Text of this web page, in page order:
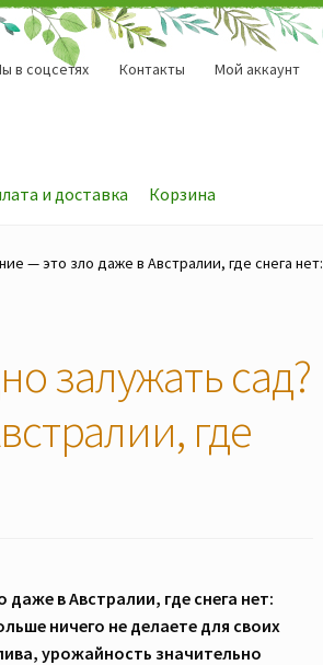
в соцсетях Контакты Мой аккаунт
и доставка Корзина
— это зло даже в Австралии, где снега нет:
залужать сад?
где
в Австралии, где снега нет:
ничего не делаете для своих
урожайность значительно